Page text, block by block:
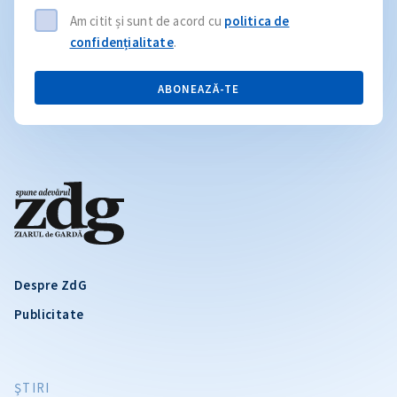
Despre ZdG
Publicitate
ŞTIRI
Am citit și sunt de acord cu politica de
confidențialitate.
ABONEAZĂ-TE